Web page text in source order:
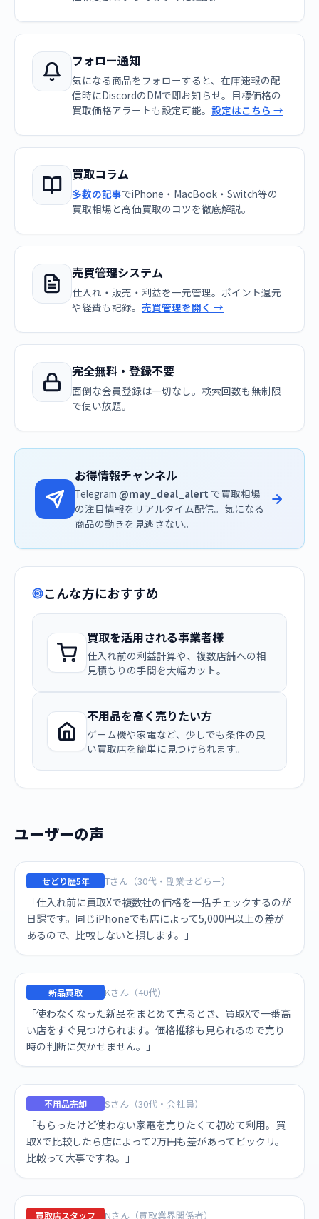
フォロー通知
気になる商品をフォローすると、在庫速報の配
信時にDiscordのDMで即お知らせ。目標価格の
買取価格アラートも設定可能。 設定はこちら →
買取コラム
多数の記事でiPhone・MacBook・Switch等の
買取相場と高価買取のコツを徹底解説。
売買管理システム
仕入れ・販売・利益を一元管理。ポイント還元
や経費も記録。 売買管理を開く →
完全無料・登録不要
面倒な会員登録は一切なし。検索回数も無制限
で使い放題。
お得情報チャンネル
Telegram @may_deal_alert で買取相場
の注目情報をリアルタイム配信。気になる
商品の動きを見逃さない。
こんな方におすすめ
買取を活用される事業者様
仕入れ前の利益計算や、複数店舗への相
見積もりの手間を大幅カット。
不用品を高く売りたい方
ゲーム機や家電など、少しでも条件の良
い買取店を簡単に見つけられます。
ユーザーの声
せどり歴5年 Tさん（30代・副業せどらー）
「仕入れ前に買取Xで複数社の価格を一括チェックするのが
日課です。同じiPhoneでも店によって5,000円以上の差が
あるので、比較しないと損します。」
新品買取 Kさん（40代）
「使わなくなった新品をまとめて売るとき、買取Xで一番高
い店をすぐ見つけられます。価格推移も見られるので売り
時の判断に欠かせません。」
不用品売却 Sさん（30代・会社員）
「もらったけど使わない家電を売りたくて初めて利用。買
取Xで比較したら店によって2万円も差があってビックリ。
比較って大事ですね。」
買取店スタッフ Nさん（買取業界関係者）